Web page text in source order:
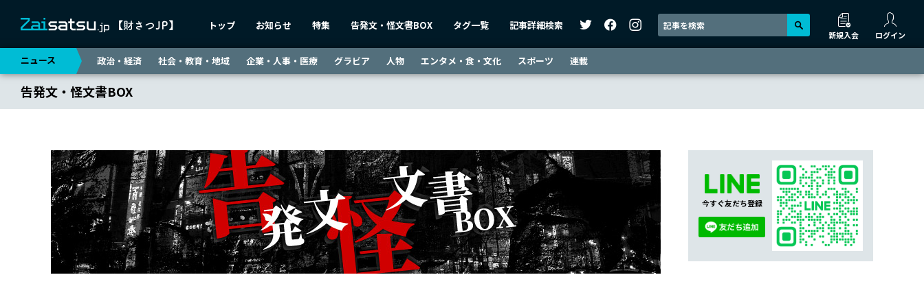
トップ お知らせ 特集 告発文・怪文書BOX タグ一覧 記事詳細検索
新規入会 ログイン
ニュース 政治・経済 社会・教育・地域 企業・人事・医療 グラビア 人物 エンタメ・食・文化 スポーツ 連載
告発文・怪文書BOX
今すぐ友だち登録